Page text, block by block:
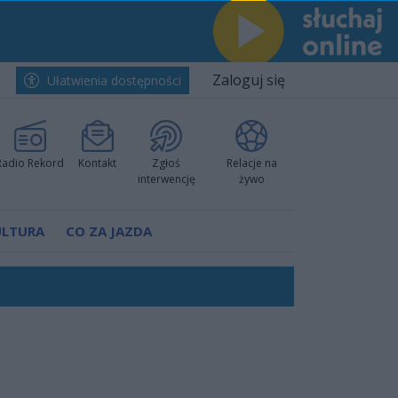
Ułatwienia dostępności Zaloguj się
Rekord Kontakt
Zgłoś
interwencję
Relacje na
żywo
CO ZA JAZDA